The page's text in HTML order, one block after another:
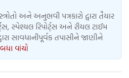
અને અનુભવી પત્રકારો દ્વારા તૈયાર
સ્પેશ્યલ રિપોર્ટ્સ અને રીયલ ટાઈમ
સાવધાનીપૂર્વક તપાસીને જાણીને
બધા વાંચો